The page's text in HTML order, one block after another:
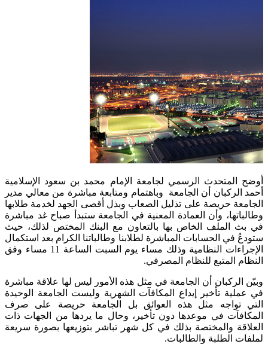
أوضح المتحدث الرسمي لجامعة الإمام محمد بن سعود الإسلامية
أحمد الركبان أن الجامعة وباهتمام ومتابعة مباشرة من معالي مدير
الجامعة حريصة على تذليل الصعاب وبذل أقصى الجهد لخدمة طلابها
وطالباتها، وأن العمادة المعنية في الجامعة ستبدأ صباح غد مباشرة
في بث الملف الخاص بها بالتعاون مع البنك المختص لذلك، حيث
ستودعُ في الحسابات المباشرة لطلابنا وطالباتنا الكرام بعد استكمال
الإجراءات النظامية وذلك مساء يوم السبت الساعة 11 مساء وفق
النظام المتبع للنظام المصرفي.
وبيّن الركبان أن الجامعة في مثل هذه الأمور ليس لها علاقة مباشرة
في عملية تأخير إيداع المكافآت الشهرية وليست الجامعة الوحيدة
التي تواجه مثل هذه العوائق بل الجامعة حريصة على صرف
المكافآت في موعدها دون تأخير، وحال ما يردها من الجهات ذات
العلاقة والمختصة بذلك في كل شهر تباشر بتوزيعها بصورة سريعة
لملفات الطلبة والطالبات.